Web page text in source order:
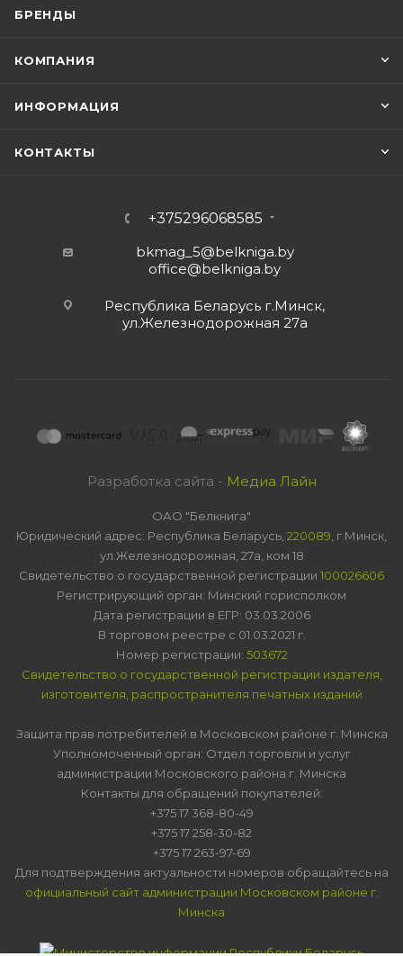
БРЕНДЫ
КОМПАНИЯ
ИНФОРМАЦИЯ
КОНТАКТЫ
+375296068585
bkmag_5@belkniga.by
office@belkniga.by
Республика Беларусь г.Минск,
ул.Железнодорожная 27а
Разработка сайта - Медиа Лайн
ОАО "Белкнига"
Юридический адрес: Республика Беларусь, 220089 , г.Минск,
ул.Железнодорожная, 27а, ком 18
Свидетельство о государственной регистрации 100026606
Регистрирующий орган: Минский горисполком
Дата регистрации в ЕГР: 03.03.2006
В торговом реестре с 01.03.2021 г.
Номер регистрации: 503672
Свидетельство о государственной регистрации издателя,
изготовителя, распространителя печатных изданий
Защита прав потребителей в Московском районе г. Минска
Уполномоченный орган: Отдел торговли и услуг
администрации Московского района г. Минска
Контакты для обращений покупателей:
+375 17 368-80-49
+375 17 258-30-82
+375 17 263-97-69
Для подтверждения актуальности номеров обращайтесь на
официальный сайт администрации Московском районе г.
Минска